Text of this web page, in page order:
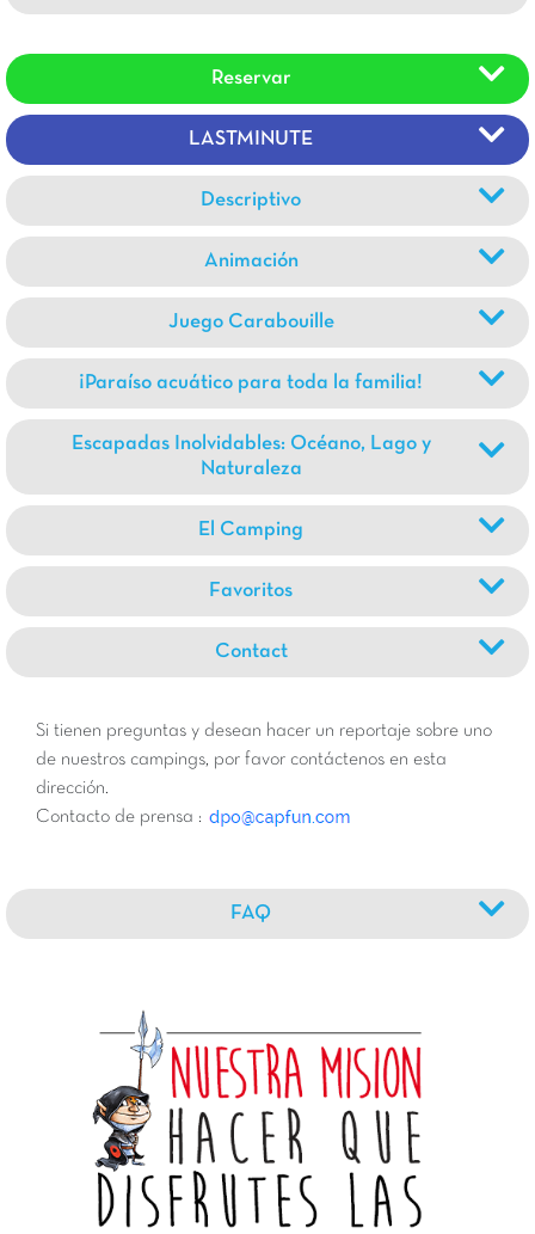
Reservar
LASTMINUTE
Descriptivo
Animación
Juego Carabouille
¡Paraíso acuático para toda la familia!
Escapadas Inolvidables: Océano, Lago y
Naturaleza
El Camping
Favoritos
Contact
Si tienen preguntas y desean hacer un reportaje sobre uno
de nuestros campings, por favor contáctenos en esta
dirección.
Contacto de prensa :
FAQ